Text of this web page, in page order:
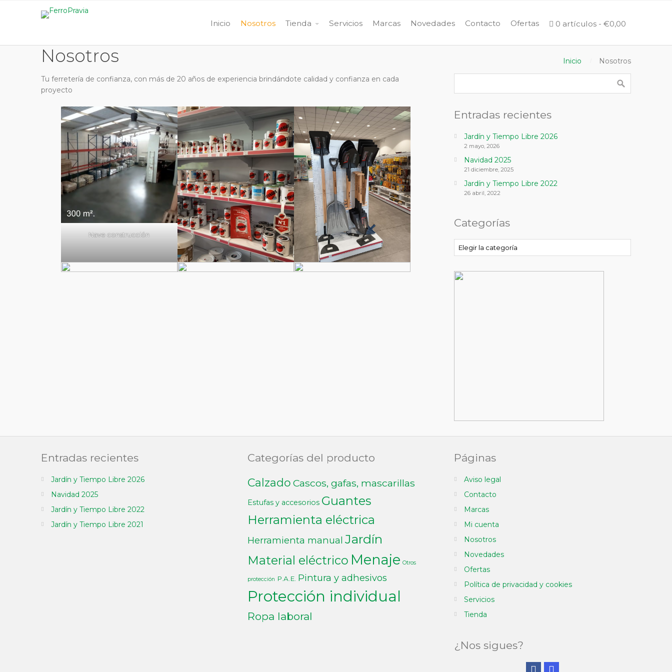
Inicio Nosotros Tienda Servicios Marcas Novedades Contacto Ofertas 0 artículos €0,00
Nosotros Inicio
Nosotros
Tu ferretería de confianza, con más de 20 años de experiencia brindándote calidad y confianza en cada
proyecto
Nave construcción
Entradas recientes
Jardín y Tiempo Libre 2026
2 mayo, 2026
Navidad 2025
21 diciembre, 2025
Jardín y Tiempo Libre 2022
26 abril, 2022
Categorías
Categorías
Entradas recientes
Jardín y Tiempo Libre 2026
Navidad 2025
Jardín y Tiempo Libre 2022
Jardín y Tiempo Libre 2021
Categorías del producto
Calzado Cascos, gafas, mascarillas
Estufas y accesorios Guantes
Herramienta eléctrica
Herramienta manual Jardín
Material eléctrico Menaje Otros
protección P.A.E. Pintura y adhesivos
Protección individual
Ropa laboral
Páginas
Aviso legal
Contacto
Marcas
Mi cuenta
Nosotros
Novedades
Ofertas
Política de privacidad y cookies
Servicios
Tienda
¿Nos sigues?